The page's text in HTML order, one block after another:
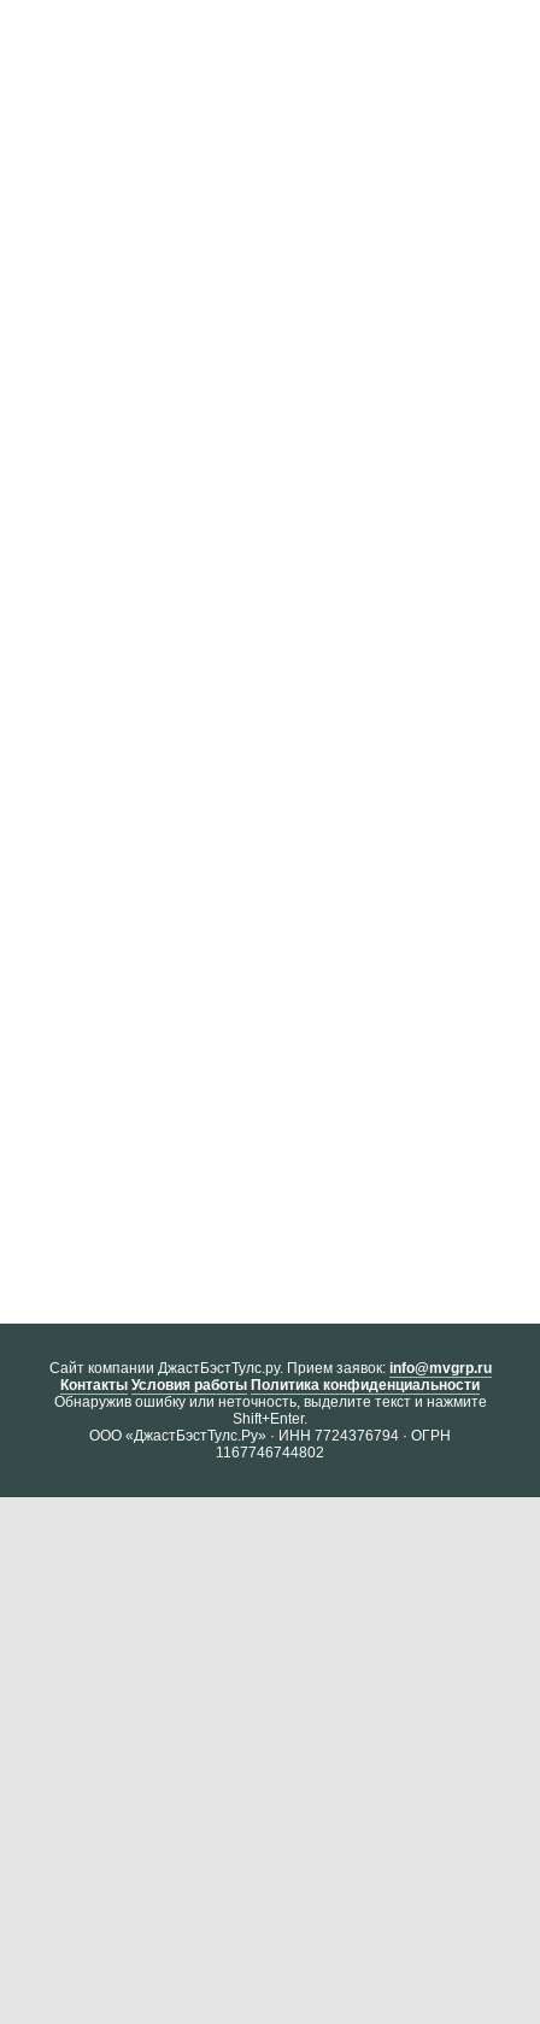
Cайт компании ДжастБэстТулс.ру. Прием заявок: info@mvgrp.ru
Контакты Условия работы Политика конфиденциальности
Обнаружив ошибку или неточность, выделите текст и нажмите
Shift+Enter.
ООО «ДжастБэстТулс.Ру» · ИНН 7724376794 · ОГРН
1167746744802